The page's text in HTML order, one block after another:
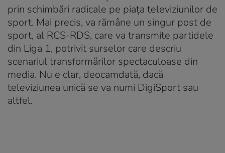
prin schimbări radicale pe piața televiziunilor de
sport. Mai precis, va rămâne un singur post de
sport, al RCS-RDS, care va transmite partidele
din Liga 1, potrivit surselor care descriu
scenariul transformărilor spectaculoase din
media. Nu e clar, deocamdată, dacă
televiziunea unică se va numi DigiSport sau
altfel.